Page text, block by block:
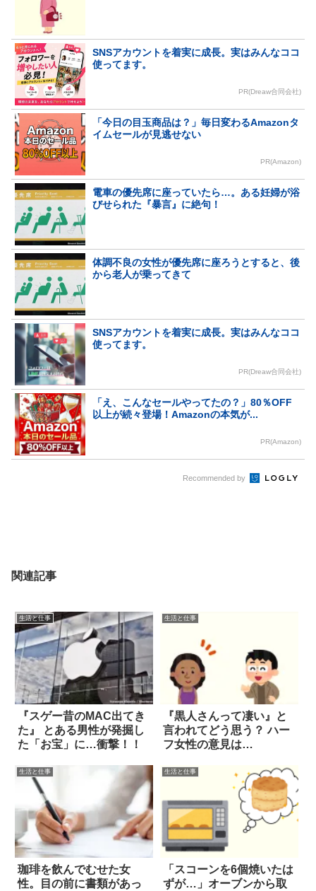
SNSアカウントを着実に成長。実はみんなココ
使ってます。
PR(Dreaw合同会社)
「今日の目玉商品は？」毎日変わるAmazonタ
イムセールが見逃せない
PR(Amazon)
電車の優先席に座っていたら…。ある妊婦が浴
びせられた『暴言』に絶句！
体調不良の女性が優先席に座ろうとすると、後
から老人が乗ってきて
SNSアカウントを着実に成長。実はみんなココ
使ってます。
PR(Dreaw合同会社)
「え、こんなセールやってたの？」80％OFF
以上が続々登場！Amazonの本気が...
PR(Amazon)
Recommended by
関連記事
生活と仕事
『スゲー昔のMAC出てき
た』 とある男性が発掘し
た「お宝」に…衝撃！！
生活と仕事
『黒人さんって凄い』と
言われてどう思う？ ハー
フ女性の意見は…
生活と仕事
珈琲を飲んでむせた女
性。目の前に書類があっ
生活と仕事
「スコーンを6個焼いたは
ずが…」オーブンから取